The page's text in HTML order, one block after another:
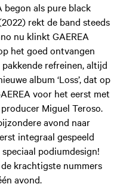
begon als pure black
rekt de band steeds
nu klinkt GAEREA
het goed ontvangen
pakkende refreinen, altijd
album ‘Loss’, dat op
voor het eerst met
Miguel Teroso.
avond naar
integraal gespeeld
podiumdesign!
krachtigste nummers
avond.